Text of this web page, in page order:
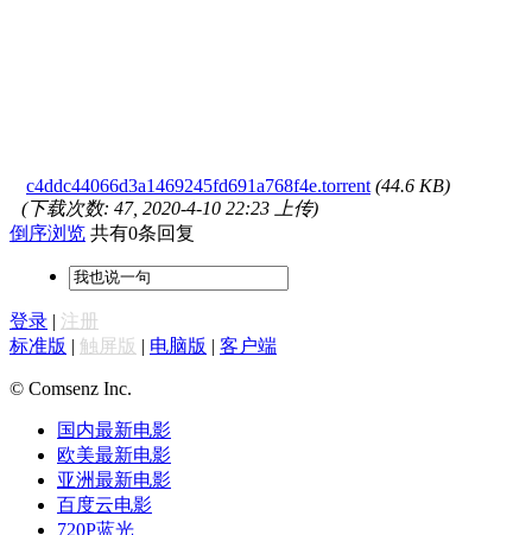
c4ddc44066d3a1469245fd691a768f4e.torrent (44.6 KB)
(下载次数: 47, 2020-4-10 22:23 上传)
倒序浏览 共有0条回复
登录 | 注册
标准版 | 触屏版 | 电脑版 | 客户端
© Comsenz Inc.
国内最新电影
欧美最新电影
亚洲最新电影
百度云电影
720P蓝光